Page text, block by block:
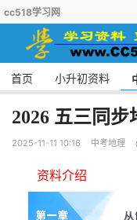
cc518学习网
首页 小升初资料
2026 五三同步
2025-11-11 10:16 中考地理
资料介绍